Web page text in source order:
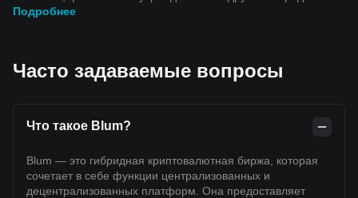
Подробнее
Часто задаваемые вопросы
Что такое Blum?
Blum — это гибридная криптовалютная биржа, которая
сочетает в себе функции централизованных и
децентрализованных платформ. Она предоставляет